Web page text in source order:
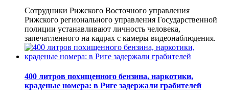
Сотрудники Рижского Восточного управления
Рижского регионального управления Государственной
полиции устанавливают личность человека,
запечатленного на кадрах с камеры видеонаблюдения.
400 литров похищенного бензина, наркотики,
краденые номера: в Риге задержали грабителей